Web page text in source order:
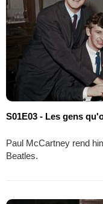
S01E03 - Les gens
Paul McCartney rend
Beatles.